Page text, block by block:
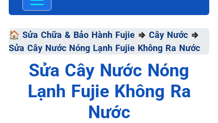
Chất Lượng Tối Ưu - Giá Thành Tối Thiểu - Dịch Vụ Tối
📞 09.663.898.33
🏠 Sửa Chữa & Bảo Hành Fujie ⇒ Cây Nước ⇒
Sửa Cây Nước Nóng Lạnh Fujie Không Ra Nước
Sửa Cây Nước Nóng
Lạnh Fujie Không Ra
Nước